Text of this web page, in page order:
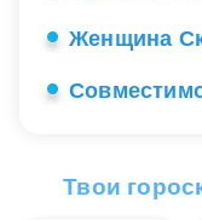
Женщина
Секреты
Твои